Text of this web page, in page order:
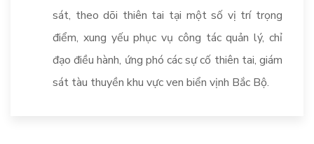
sát, theo dõi thiên tai tại một số vị trí trọng
điểm, xung yếu phục vụ công tác quản lý, chỉ
đạo điều hành, ứng phó các sự cố thiên tai, giám
sát tàu thuyền khu vực ven biển vịnh Bắc Bộ.